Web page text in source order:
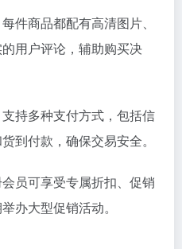
件商品都配有高清图片、
用户评论，辅助购买决
持多种支付方式，包括信
到付款，确保交易安全。
会员可享受专属折扣、促销
办大型促销活动。